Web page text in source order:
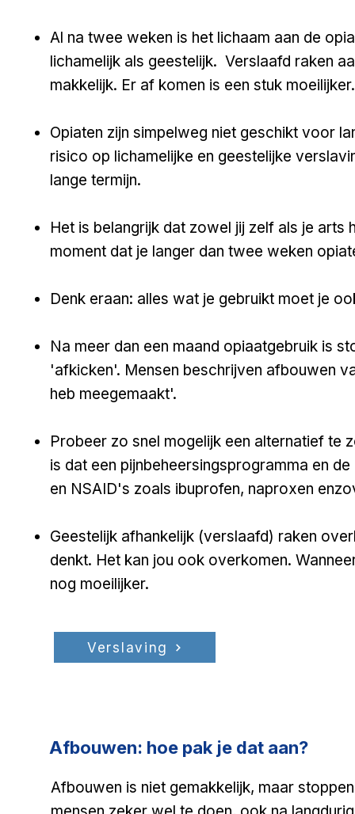
Al na twee weken is het lichaam aan de
lichamelijk als geestelijk. Verslaafd raken
makkelijk. Er af komen is een stuk moeilijker.
Opiaten zijn simpelweg niet geschikt voor
risico op lichamelijke en geestelijke
lange termijn.
Het is belangrijk dat zowel jij zelf als je arts
moment dat je langer dan twee weken
Denk eraan: alles wat je gebruikt moet je
Na meer dan een maand opiaatgebruik is
'afkicken'. Mensen beschrijven afbouwen
heb meegemaakt'.
Probeer zo snel mogelijk een alternatief te
is dat een pijnbeheersingsprogramma en
en NSAID's zoals ibuprofen, naproxen
Geestelijk afhankelijk (verslaafd) raken
denkt. Het kan jou ook overkomen.
nog moeilijker.
Verslaving
Afbouwen: hoe pak je dat aan?
Afbouwen is niet gemakkelijk, maar